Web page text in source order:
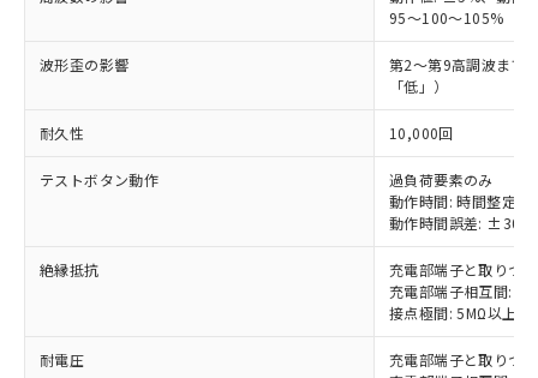
95～100～105%
波形歪の影響
第2～第9高調波まで
「低」）
耐久性 10,000回
テストボタン動作
過負荷要素のみ
動作時間: 時間整定値
動作時間誤差: ±30%
絶縁抵抗
充電部端子と取りつ
充電部端子相互間:
接点極間: 5MΩ以上
耐電圧
充電部端子と取りつ
様のお取引先、またはお客様担当のオ
ムロン制御機器販売店・当社販売員に
オムロン制御機器販売店や当社販売拠
」をご確認
ください。
在庫状況および標準価格結果を当社の
事前の承諾なく第三者に漏洩または開
マイパーツ機能（部品リスト作成サー
ビス）をご利用いただくには、I-Web
メンバーズにご登録されている必要が
(PBDE) 1000ppm以下、フタル酸ビス(2-エチルヘキシ
ル) (DEHP)(別名：DOP) 1000ppm以下、フタル酸ブチ
ルベンジル（BBP） 1000ppm以下、フタル酸ジブチル
（DBP） 1000ppm以下、フタル酸ジイソブチル
但し、RoHS指令で産業用監視および制御機器に対する
フタル酸エステル類の４物質については閾値を超える意
部品在庫の切り替え状況などにより、予定
ニル類) : 1000ppm、 PBDEs(ポリ臭化ジフェニルエーテ
イソブチル) : 1000ppm、 BBP(フタル酸ブチルベンジ
※2 環境保護使用期限
「ｅ」：有害物質（10物質）のすべてが基
「10」：通常の使用状況下において有害物
質が外部に漏えいし、環境に深刻な影響を
「－」：未確認です。当社販売部門へお問
当社は規制貨物を破棄する場合は、完
当社は貴社製品を、核兵器、ミサイ
ル、化学兵器、生物兵器またはその他
武器並びにこれらの製造装置等に一切
使用いたしません。
当社は、貴社製品を第三者に販売する
場合は、上記1、2および3の内容を当
該第三者に通知します。また当社は、
販売先および販売に係わる関係者が違
法に輸出するおそれがある場合は、取
△ 一定数には満たないが在庫あり
在庫なし(最新の在庫状況につ
いては、お客様のお取引先、ま
たはお客様担当のオムロン制御
機器販売店・当社販売員にご確
受注生産機種、また在庫状況の